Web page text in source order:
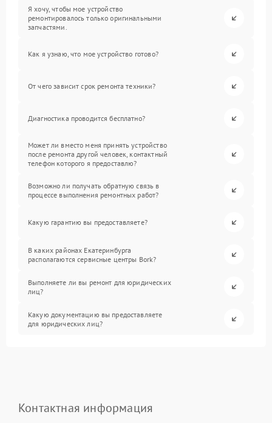
Я хочу, чтобы мое устройство
ремонтировалось только оригинальными
запчастями.
Как я узнаю, что мое устройство готово?
От чего зависит срок ремонта техники?
Диагностика проводится бесплатно?
Может ли вместо меня принять устройство
после ремонта другой человек, контактный
телефон которого я предоставлю?
Возможно ли получать обратную связь в
процессе выполнения ремонтных работ?
Какую гарантию вы предоставляете?
В каких районах Екатеринбурга
располагаются сервисные центры Bork?
Выполняете ли вы ремонт для юридических
лиц?
Какую документацию вы предоставляете
для юридических лиц?
Контактная информация